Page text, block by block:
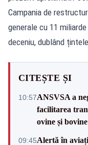
Campania de
generale cu 11
deceniu, dublând
CITEȘTE ȘI
10:57ANSVSA a
facilitarea
ovine și bovine
09:45Alertă în